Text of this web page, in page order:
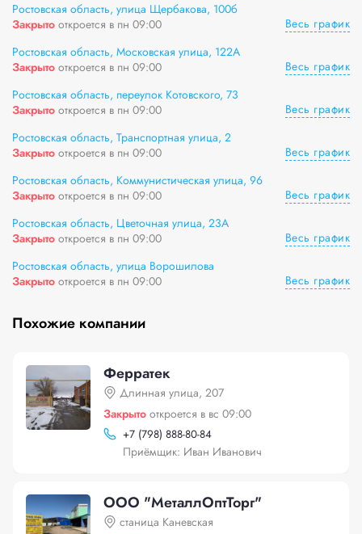
Ростовская область, улица Щербакова, 100б
Закрыто откроется в пн 09:00
Весь график
Ростовская область, Московская улица, 122А
Закрыто откроется в пн 09:00
Весь график
Ростовская область, переулок Котовского, 73
Закрыто откроется в пн 09:00
Весь график
Ростовская область, Транспортная улица, 2
Закрыто откроется в пн 09:00
Весь график
Ростовская область, Коммунистическая улица, 96
Закрыто откроется в пн 09:00
Весь график
Ростовская область, Цветочная улица, 23А
Закрыто откроется в пн 09:00
Весь график
Ростовская область, улица Ворошилова
Закрыто откроется в пн 09:00 Весь график
Похожие компании
Ферратек
Длинная улица, 207
Закрыто откроется в вс 09:00
+7 (798) 888-80-84
Приёмщик: Иван Иванович
ООО "МеталлОптТорг"
станица Каневская